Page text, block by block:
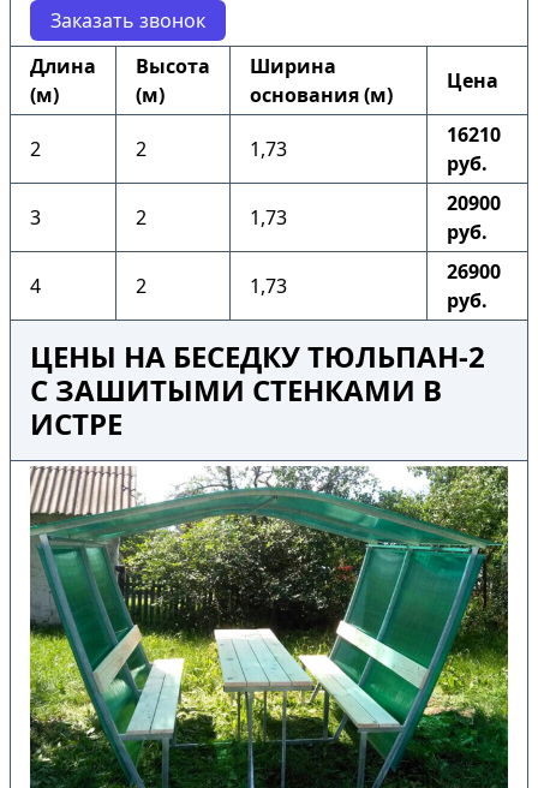
Заказать звонок
Длина
(м)
Высота
(м)
Ширина
основания (м)
Цена
2 2 1,73
16210
руб.
3 2 1,73
20900
руб.
4 2 1,73
26900
руб.
ЦЕНЫ НА БЕСЕДКУ ТЮЛЬПАН-2
С ЗАШИТЫМИ СТЕНКАМИ В
ИСТРЕ